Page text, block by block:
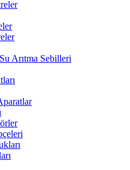
Arıtma Sebilleri